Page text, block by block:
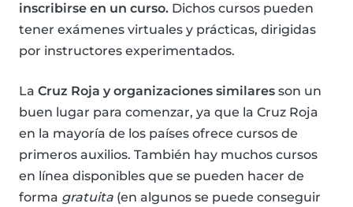
inscribirse en un curso. Dichos cursos pueden
tener exámenes virtuales y prácticas, dirigidas
por instructores experimentados.
La Cruz Roja y organizaciones similares son un
buen lugar para comenzar, ya que la Cruz Roja
en la mayoría de los países ofrece cursos de
primeros auxilios. También hay muchos cursos
en línea disponibles que se pueden hacer de
forma gratuita (en algunos se puede conseguir